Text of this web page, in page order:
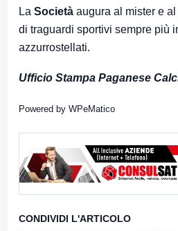
La Società augura al mister e
di traguardi sportivi sempre più
azzurrostellati.
Ufficio Stampa Paganese
Powered by WPeMatico
CONDIVIDI L'ARTICOLO